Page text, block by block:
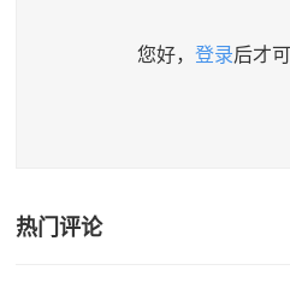
您好， 登录后才
热门评论